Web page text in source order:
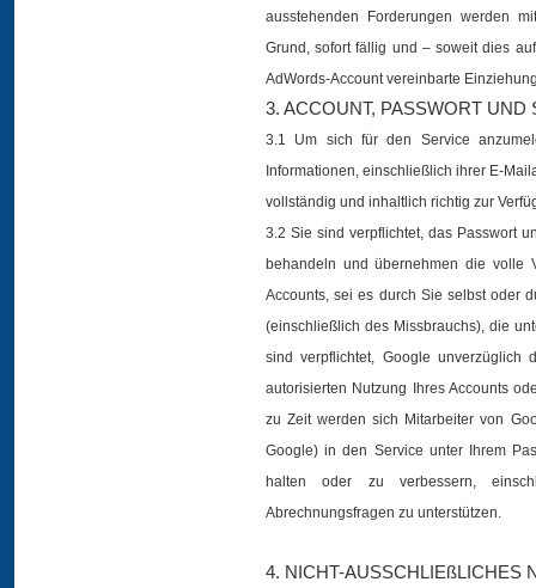
ausstehenden Forderungen werden
Grund, sofort fällig und – soweit dies
AdWords-Account vereinbarte
3. ACCOUNT, PASSWORT UND
3.1 Um sich für den Service
Informationen, einschließlich ihrer E-
vollständig und inhaltlich richtig zur
3.2 Sie sind verpflichtet, das Passwort
behandeln und übernehmen die volle
Accounts, sei es durch Sie selbst oder
(einschließlich des Missbrauchs), die
sind verpflichtet, Google
autorisierten Nutzung Ihres Accounts
zu Zeit werden sich Mitarbeiter von
Google) in den Service unter Ihrem
halten oder zu verbessern,
Abrechnungsfragen zu unterstützen.
4. NICHT-AUSSCHLIEßLICHES